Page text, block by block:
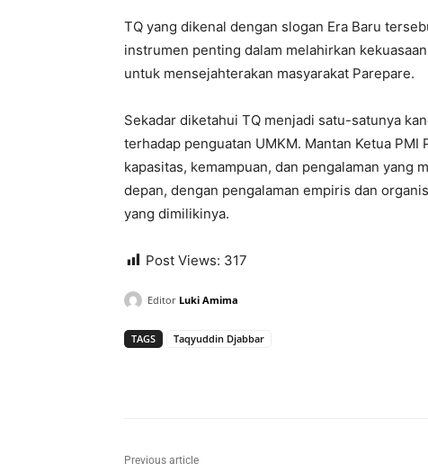
TQ yang dikenal dengan slogan Era Baru
instrumen penting dalam melahirkan
untuk mensejahterakan masyarakat Parepare.
Sekadar diketahui TQ menjadi satu-satunya
terhadap penguatan UMKM. Mantan Ketua
kapasitas, kemampuan, dan pengalaman yang
depan, dengan pengalaman empiris dan
yang dimilikinya.
Post Views: 317
Editor Luki Amima
TAGS Taqyuddin Djabbar
Previous article